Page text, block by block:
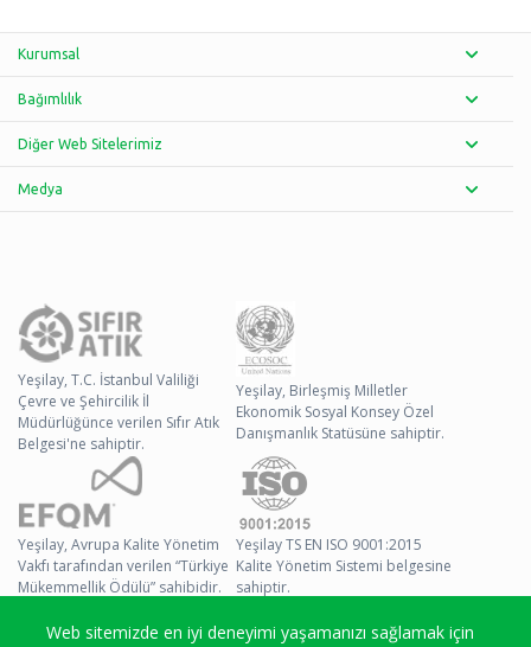
Web sitemizde en iyi deneyimi yaşamanızı sağlamak için
Kurumsal
Bağımlılık
Diğer Web Sitelerimiz
Medya
Yeşilay, T.C. İstanbul Valiliği
Çevre ve Şehircilik İl
Müdürlüğünce verilen Sıfır Atık
Belgesi'ne sahiptir.
Yeşilay, Birleşmiş Milletler
Ekonomik Sosyal Konsey Özel
Danışmanlık Statüsüne sahiptir.
Yeşilay, Avrupa Kalite Yönetim
Vakfı tarafından verilen “Türkiye
Mükemmellik Ödülü” sahibidir.
Yeşilay TS EN ISO 9001:2015
Kalite Yönetim Sistemi belgesine
sahiptir.